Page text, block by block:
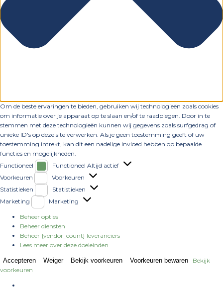
Om de beste ervaringen te bieden, gebruiken wij technologieën zoals cookies
om informatie over je apparaat op te slaan en/of te raadplegen. Door in te
stemmen met deze technologieën kunnen wij gegevens zoals surfgedrag of
unieke ID's op deze site verwerken. Als je geen toestemming geeft of uw
toestemming intrekt, kan dit een nadelige invloed hebben op bepaalde
functies en mogelijkheden.
Functioneel
Functioneel Altijd actief
Voorkeuren
Voorkeuren
Statistieken
Statistieken
Marketing
Marketing
Beheer opties
Beheer diensten
Beheer {vendor_count} leveranciers
Lees meer over deze doeleinden
Accepteren Weiger Bekijk voorkeuren Voorkeuren bewaren
Bekijk
voorkeuren